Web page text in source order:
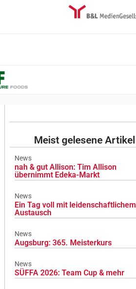
Meist gelesene Artikel
News
nah & gut Allison: Tim Allison
übernimmt Edeka-Markt
News
Ein Tag voll mit leidenschaftlichem
Austausch
News
Augsburg: 365. Meisterkurs
News
SÜFFA 2026: Team Cup & mehr